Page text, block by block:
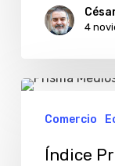
4
Índice
PrismaComercio
Índice